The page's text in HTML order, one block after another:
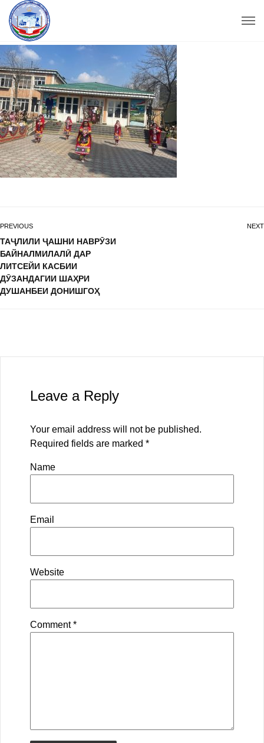
PREVIOUS
ТАҶЛИЛИ ҶАШНИ НАВРӮЗИ
БАЙНАЛМИЛАЛӢ ДАР
ЛИТСЕЙИ КАСБИИ
ДӮЗАНДАГИИ ШАҲРИ
ДУШАНБЕИ ДОНИШГОҲ
NEXT
Leave a Reply
Your email address will not be published.
Required fields are marked *
Name
Email
Website
Comment*